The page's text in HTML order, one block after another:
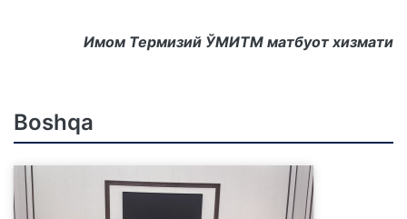
Имом Термизий ЎМИТМ матбуот хизмати
Boshqa